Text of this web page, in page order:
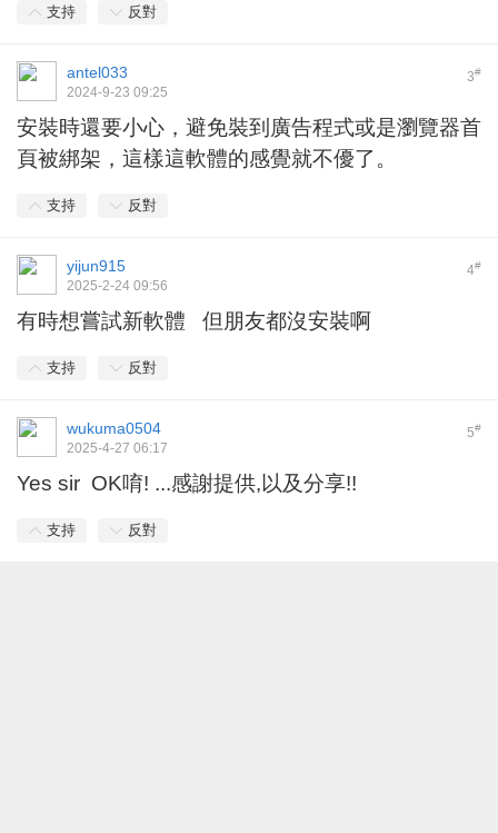
支持 反對
3#
antel033
2024-9-23 09:25
安裝時還要小心，避免裝到廣告程式或是瀏覽器首
頁被綁架，這樣這軟體的感覺就不優了。
支持 反對
4#
yijun915
2025-2-24 09:56
有時想嘗試新軟體 但朋友都沒安裝啊
支持 反對
5#
wukuma0504
2025-4-27 06:17
Yes sir OK唷! ...感謝提供,以及分享!!
支持 反對